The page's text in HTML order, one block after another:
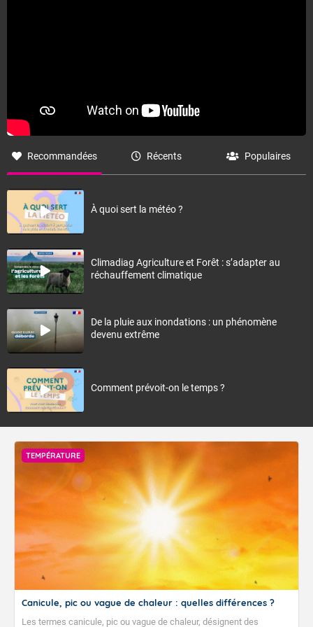
Recommandées Récents Populaires
À quoi sert la météo ?
Climadiag Agriculture et Forêt : s’adapter au
réchauffement climatique
De la pluie aux inondations : un phénomène
devenu extrême
Comment prévoit-on le temps ?
TEMPÉRATURE
Canicule, pic ou vague de chaleur : quelles différences ?
Les termes canicule, pic ou vague de chaleur, désignent des